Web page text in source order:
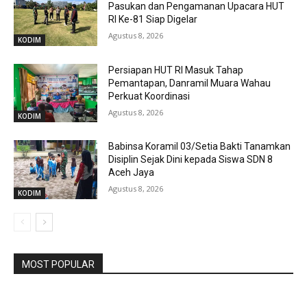
KODIM
Pasukan dan Pengamanan Upacara HUT
RI Ke-81 Siap Digelar
Agustus 8, 2026
KODIM
Persiapan HUT RI Masuk Tahap
Pemantapan, Danramil Muara Wahau
Perkuat Koordinasi
Agustus 8, 2026
KODIM
Babinsa Koramil 03/Setia Bakti Tanamkan
Disiplin Sejak Dini kepada Siswa SDN 8
Aceh Jaya
Agustus 8, 2026
MOST POPULAR